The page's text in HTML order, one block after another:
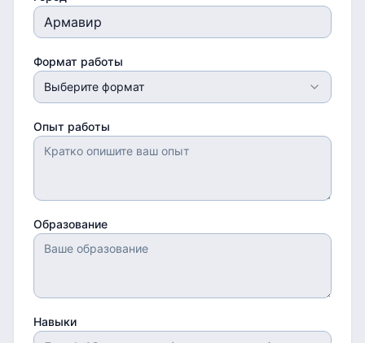
Формат работы
Выберите формат
Опыт работы
Образование
Навыки